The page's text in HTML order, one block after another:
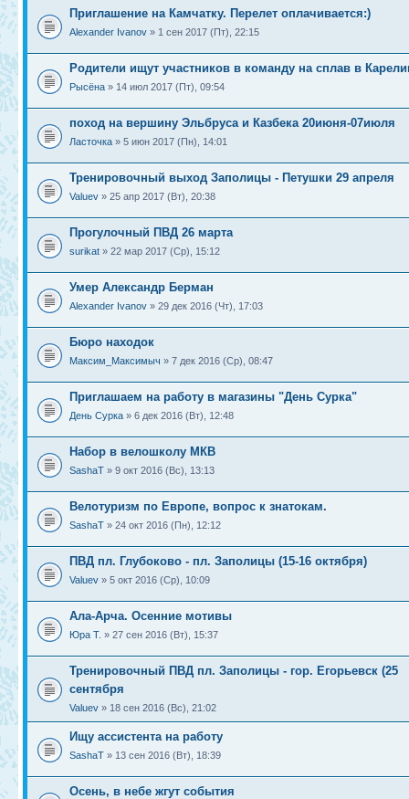
Приглашение на Камчатку. Перелет оплачивается:)
Alexander Ivanov » 1 сен 2017 (Пт), 22:15
Родители ищут участников в команду на сплав в
Рысёна » 14 июл 2017 (Пт), 09:54
поход на вершину Эльбруса и Казбека 20июня-07июля
Ласточка » 5 июн 2017 (Пн), 14:01
Тренировочный выход Заполицы - Петушки 29 апреля
Valuev » 25 апр 2017 (Вт), 20:38
Прогулочный ПВД 26 марта
surikat » 22 мар 2017 (Ср), 15:12
Умер Александр Берман
Alexander Ivanov » 29 дек 2016 (Чт), 17:03
Бюро находок
Максим_Максимыч » 7 дек 2016 (Ср), 08:47
Приглашаем на работу в магазины "День Сурка"
День Сурка » 6 дек 2016 (Вт), 12:48
Набор в велошколу МКВ
SashaT » 9 окт 2016 (Вс), 13:13
Велотуризм по Европе, вопрос к знатокам.
SashaT » 24 окт 2016 (Пн), 12:12
ПВД пл. Глубоково - пл. Заполицы (15-16 октября)
Valuev » 5 окт 2016 (Ср), 10:09
Ала-Арча. Осенние мотивы
Юра Т. » 27 сен 2016 (Вт), 15:37
Тренировочный ПВД пл. Заполицы - гор. Егорьевск (25
сентября
Valuev » 18 сен 2016 (Вс), 21:02
Ищу ассистента на работу
SashaT » 13 сен 2016 (Вт), 18:39
Осень, в небе жгут события